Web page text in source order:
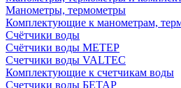
Манометры, термометры
Комплектующие к манометрам,
Счётчики воды
Счётчики воды МЕТЕР
Счетчики воды VALTEC
Комплектующие к счетчикам воды
Счетчики воды БЕТАР